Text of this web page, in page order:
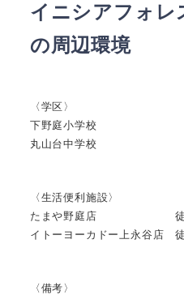
イニシアフォレ
の周辺環境
〈学区〉
下野庭小学校
丸山台中学校
〈生活便利施設〉
たまや野庭店 徒歩9
イトーヨーカドー上永谷店
〈備考〉